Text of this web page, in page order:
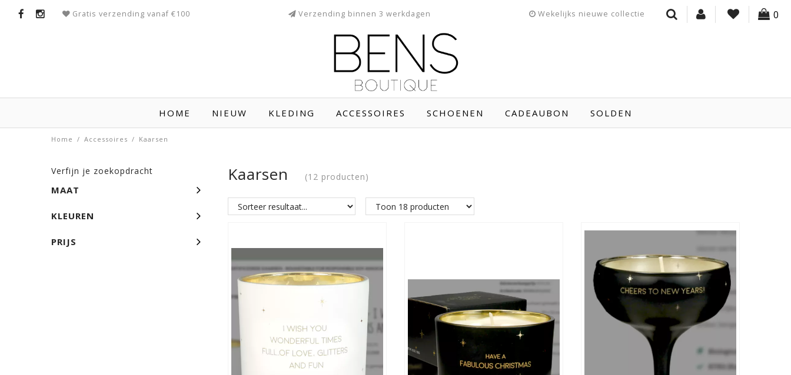
Gratis verzending vanaf €100 Verzending binnen 3 werkdagen Wekelijks nieuwe collectie 0
HOME NIEUW KLEDING ACCESSOIRES SCHOENEN CADEAUBON SOLDEN
Home / Accessoires / Kaarsen
Verfijn je zoekopdracht
MAAT
KLEUREN
PRIJS
Kaarsen (12 producten)